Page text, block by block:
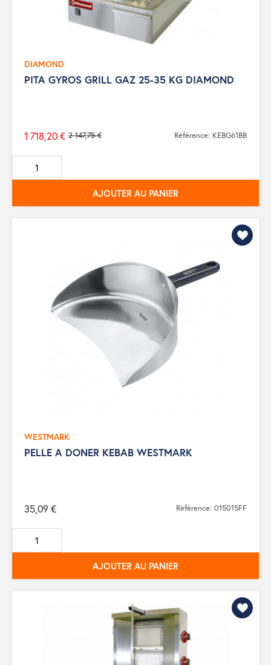
DIAMOND
PITA GYROS GRILL GAZ 25-35 KG DIAMOND
Prix
de
base
2 147,75 €
1 718,20 € Référence: KEBG61BB
AJOUTER AU PANIER
WESTMARK
PELLE A DONER KEBAB WESTMARK
35,09 € Référence: 015015FF
AJOUTER AU PANIER